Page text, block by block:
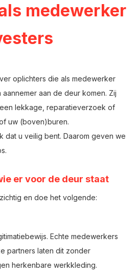
medewerker
oplichters die als medewerker
aan de deur komen. Zij
lekkage, reparatieverzoek of
uw (boven)buren.
dat u veilig bent. Daarom geven we
er voor de deur staat
en doe het volgende:
Echte medewerkers
partners laten dit zonder
herkenbare werkkleding.